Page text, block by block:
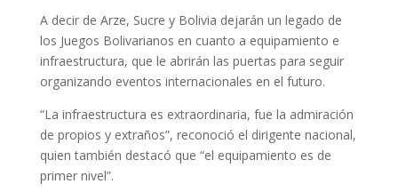
A decir de Arze, Sucre y Bolivia dejarán un legado de
los Juegos Bolivarianos en cuanto a equipamiento e
infraestructura, que le abrirán las puertas para seguir
organizando eventos internacionales en el futuro.
“La infraestructura es extraordinaria, fue la admiración
de propios y extraños”, reconoció el dirigente nacional,
quien también destacó que “el equipamiento es de
primer nivel”.